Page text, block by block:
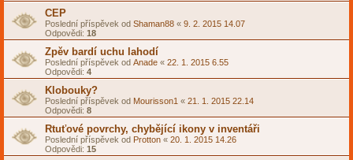
CEP
Poslední příspěvek od Shaman88 « 9. 2. 2015 14.07
Odpovědi: 18
Zpěv bardí uchu lahodí
Poslední příspěvek od Anade « 22. 1. 2015 6.55
Odpovědi: 4
Klobouky?
Poslední příspěvek od Mourisson1 « 21. 1. 2015 22.14
Odpovědi: 8
Rtuťové povrchy, chybějící ikony v inventáři
Poslední příspěvek od Protton « 20. 1. 2015 14.26
Odpovědi: 15